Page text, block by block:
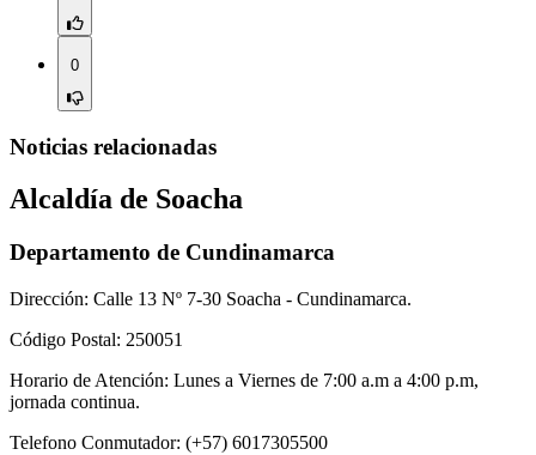
0
Noticias relacionadas
Alcaldía de Soacha
Departamento de Cundinamarca
Dirección: Calle 13 Nº 7-30 Soacha - Cundinamarca.
Código Postal: 250051
Horario de Atención: Lunes a Viernes de 7:00 a.m a 4:00 p.m,
jornada continua.
Telefono Conmutador: (+57) 6017305500